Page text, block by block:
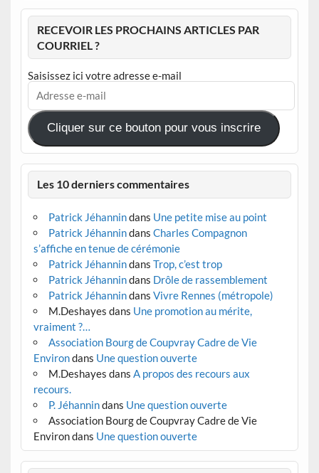
RECEVOIR LES PROCHAINS ARTICLES PAR
COURRIEL ?
Saisissez ici votre adresse e-mail
Adresse
mail
Cliquer sur ce bouton pour vous inscrire
Les 10 derniers commentaires
Patrick Jéhannindans Une petite mise au point
Patrick Jéhannindans Charles Compagnon
s’affiche en tenue de cérémonie
Patrick Jéhannindans Trop, c’est trop
Patrick Jéhannindans Drôle de rassemblement
Patrick Jéhannindans Vivre Rennes (métropole)
M.Deshayes dans Une promotion au mérite,
vraiment ?…
Association Bourg de Coupvray Cadre de Vie
Environdans Une question ouverte
M.Deshayes dans A propos des recours aux
recours.
P. Jéhannindans Une question ouverte
Association Bourg de Coupvray Cadre de Vie
Environdans Une question ouverte